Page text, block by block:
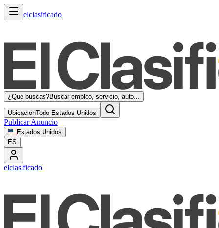
elclasificado
¿Qué buscas?Buscar empleo, servicio, auto...
UbicaciónTodo Estados Unidos
Publicar Anuncio
Estados Unidos
ES
elclasificado